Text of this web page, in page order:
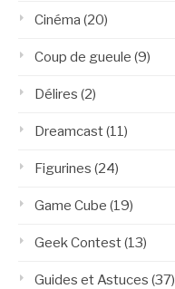
Cinéma (20)
Coup de gueule (9)
Délires (2)
Dreamcast(11)
Figurines (24)
Game Cube (19)
Geek Contest(13)
Guides et Astuces (37)